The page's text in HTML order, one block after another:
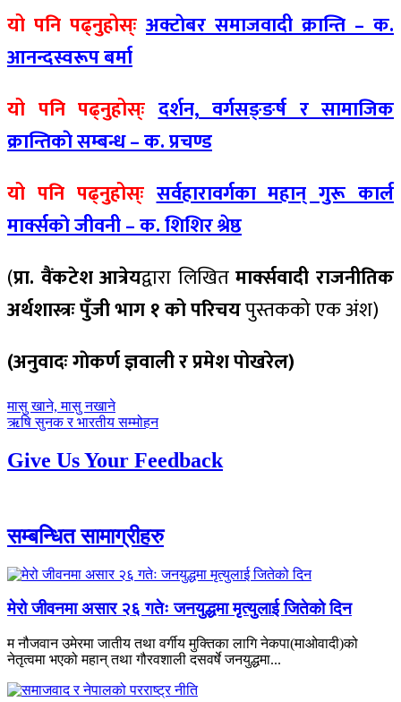
यो पनि पढ्नुहोस्ः अक्टाेबर समाजवादी क्रान्ति – क.
आनन्दस्वरूप बर्मा
यो पनि पढ्नुहोस्ः दर्शन, वर्गसङ्ङर्ष र सामाजिक
क्रान्तिकाे सम्बन्ध – क. प्रचण्ड
यो पनि पढ्नुहोस्ः सर्वहारावर्गका महान् गुरू कार्ल
मार्क्सकाे जीवनी – क. शिशिर श्रेष्ठ
(प्रा. वैंकटेश आत्रेयद्वारा लिखितमार्क्सवादी राजनीतिक
अर्थशास्त्रः पुँजी भाग १ को परिचयपुस्तकको एक अंश)
(अनुवादः गाेकर्ण ज्ञवाली र प्रमेश पोखरेल)
पछिल्लाे
-
मासु खाने, मासु नखाने
अघिल्लाे
ऋषि सुनक र भारतीय सम्मोहन
Give Us Your Feedback
सम्बन्धित सामाग्रीहरु
मेरो जीवनमा असार २६ गतेः जनयुद्धमा मृत्युलाई जितेको दिन
म नौजवान उमेरमा जातीय तथा वर्गीय मुक्तिका लागि नेकपा(माओवादी)को
नेतृत्वमा भएको महान् तथा गौरवशाली दसवर्षे जनयुद्धमा...